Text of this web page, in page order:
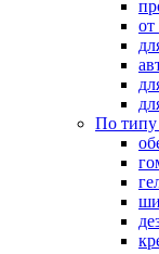
от
По типу